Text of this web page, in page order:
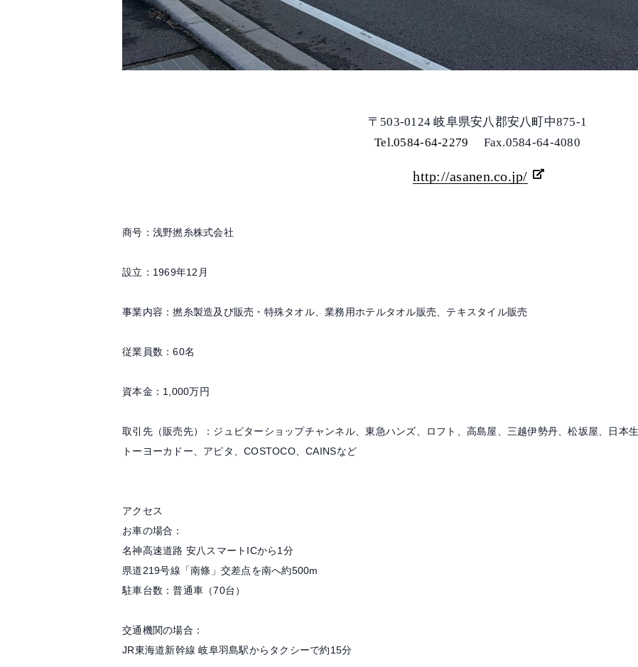
〒503-0124 岐阜県安八郡安八町中875-1
Tel.0584-64-2279
Fax.0584-64-4080
http://asanen.co.jp/
商号：浅野撚糸株式会社
設立：1969年12月
事業内容：撚糸製造及び販売・特殊タオル、業務用ホテルタオル販売、テキスタイル販売
従業員数：60名
資本金：1,000万円
取引先（販売先）：ジュピターショップチャンネル、東急ハンズ、ロフト、高島屋、三越伊勢丹、松坂屋、日本
トーヨーカドー、アピタ、COSTOCO、CAINSなど
アクセス
お車の場合：
名神高速道路 安八スマートICから1分
県道219号線「南條」交差点を南へ約500m
駐車台数：普通車（70台）
交通機関の場合：
JR東海道新幹線 岐阜羽島駅からタクシーで約15分